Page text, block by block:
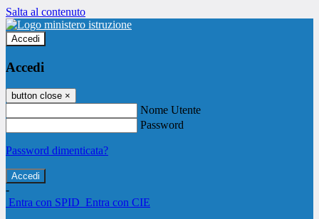
Salta al contenuto
Accedi
Accedi
button close ×
Nome Utente
Password
Password dimenticata?
-
Entra con SPID Entra con CIE